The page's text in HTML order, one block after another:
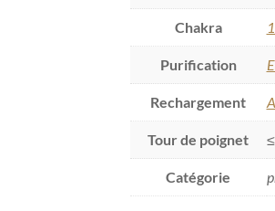
Chakra
Purification
Rechargement
Tour de poignet
Catégorie